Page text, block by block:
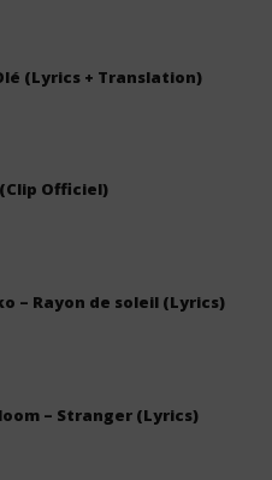
(Lyrics + Translation)
Officiel)
– Rayon de soleil (Lyrics)
– Stranger (Lyrics)